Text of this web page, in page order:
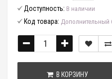
Доступность: В наличии
Код товара: Дополнительный
В КОРЗИНУ